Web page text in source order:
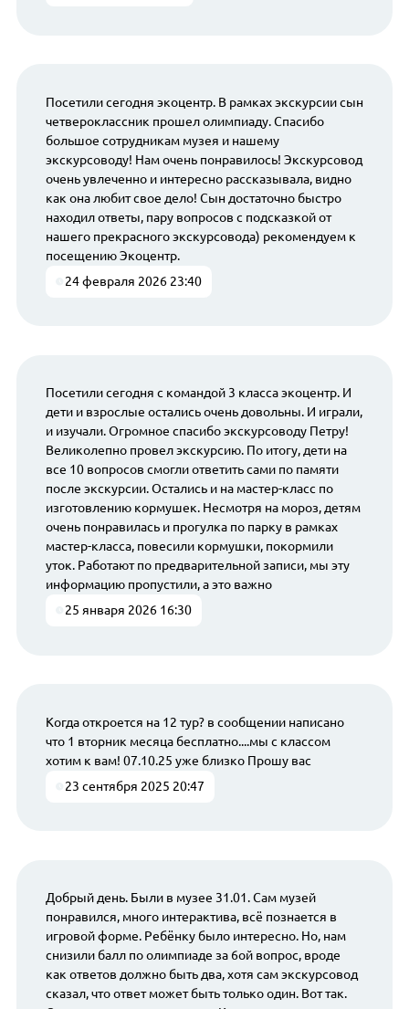
Посетили сегодня экоцентр. В рамках экскурсии сын
четвероклассник прошел олимпиаду. Спасибо
большое сотрудникам музея и нашему
экскурсоводу! Нам очень понравилось! Экскурсовод
очень увлеченно и интересно рассказывала, видно
как она любит свое дело! Сын достаточно быстро
находил ответы, пару вопросов с подсказкой от
нашего прекрасного экскурсовода) рекомендуем к
посещению Экоцентр.
24 февраля 2026 23:40
Посетили сегодня с командой 3 класса экоцентр. И
дети и взрослые остались очень довольны. И играли,
и изучали. Огромное спасибо экскурсоводу Петру!
Великолепно провел экскурсию. По итогу, дети на
все 10 вопросов смогли ответить сами по памяти
после экскурсии. Остались и на мастер-класс по
изготовлению кормушек. Несмотря на мороз, детям
очень понравилась и прогулка по парку в рамках
мастер-класса, повесили кормушки, покормили
уток. Работают по предварительной записи, мы эту
информацию пропустили, а это важно
25 января 2026 16:30
Когда откроется на 12 тур? в сообщении написано
что 1 вторник месяца бесплатно....мы с классом
хотим к вам! 07.10.25 уже близко Прошу вас
23 сентября 2025 20:47
Добрый день. Были в музее 31.01. Сам музей
понравился, много интерактива, всё познается в
игровой форме. Ребёнку было интересно. Но, нам
снизили балл по олимпиаде за 6ой вопрос, вроде
как ответов должно быть два, хотя сам экскурсовод
сказал, что ответ может быть только один. Вот так.